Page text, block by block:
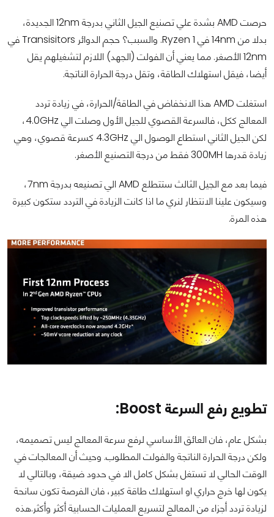
حرصت AMD بشدة علي تصنيع الجيل الثاني بدرجة 12nm الجديدة،
بدلا من 14nm في Ryzen 1. والسبب؟ حجم الدوائر Transisitors في
12nm الأصغر. مما يعني أن الفولت (الجهد) اللازم لتشغيلهم يقل
أيضا، فيقل استهلاك الطاقة، وتقل درجة الحرارة الناتجة.
استغلت AMD هذا الانخفاض في الطاقة/الحرارة، في زيادة تردد
المعالج ككل، فالسرعة القصوي للجيل الأول وصلت الي 4.0GHz،
لكن الجيل الثاني استطاع الوصول الي 4.3GHz كسرعة قصوي، وهي
زيادة قدرها 300MH فقط من درجة التصنيع الأصغر.
فيما بعد مع الجيل الثالث ستتطلع AMD الي تصنيعه بدرجة 7nm،
وسيكون علينا الانتظار لنري ما اذا كانت الزيادة في التردد ستكون كبيرة
هذه المرة.
تطويع رفع السرعة Boost:
بشكل عام، فان العائق الأساسي لرفع سرعة المعالج ليس تصميمه،
ولكن درجة الحرارة الناتجة والفولت المطلوب. وحيث أن المعالجات في
الوقت الحالي لا تستغل بشكل كامل الا في حدود ضيقة، وبالتالي لا
يكون لها خرج حراري او استهلاك طاقة كبير، فان الفرصة تكون سانحة
لزيادة تردد أجزاء من المعالج لتسريع العمليات الحسابية أكثر وأكثر.هذه